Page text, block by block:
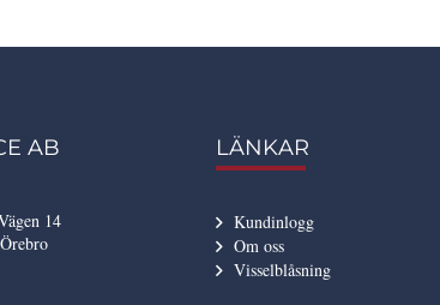
AB
14
LÄNKAR
Kundinlogg
Om oss
Visselblåsning